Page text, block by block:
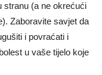
stranu (a ne okrećući
Zaboravite savjet da
i povraćati i
u vaše tijelo koje